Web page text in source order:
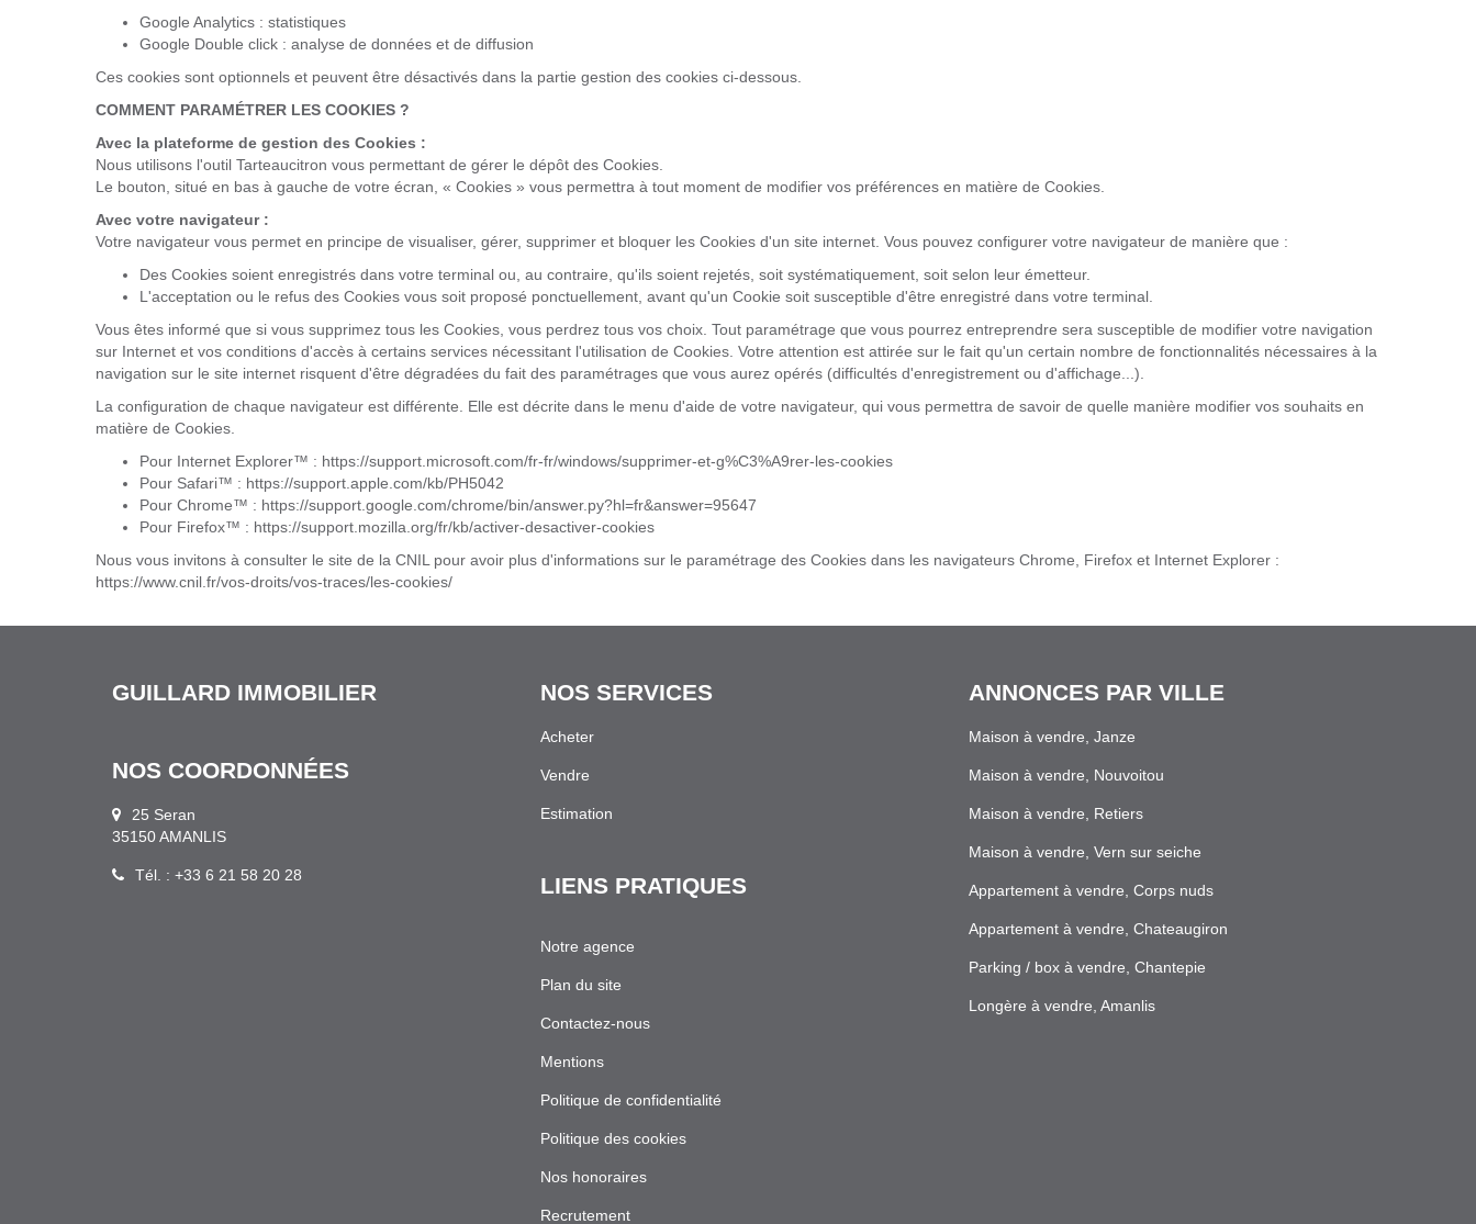
Google Analytics : statistiques
Google Double click : analyse de données et de diffusion
Ces cookies sont optionnels et peuvent être désactivés dans la partie gestion des cookies ci-dessous.
COMMENT PARAMÉTRER LES COOKIES ?
Avec la plateforme de gestion des Cookies :
Nous utilisons l'outil Tarteaucitron vous permettant de gérer le dépôt des Cookies.
Le bouton, situé en bas à gauche de votre écran, « Cookies » vous permettra à tout moment de modifier vos préférences en matière de Cookies.
Avec votre navigateur :
Votre navigateur vous permet en principe de visualiser, gérer, supprimer et bloquer les Cookies d'un site internet. Vous pouvez configurer votre navigateur de manière que :
Des Cookies soient enregistrés dans votre terminal ou, au contraire, qu'ils soient rejetés, soit systématiquement, soit selon leur émetteur.
L'acceptation ou le refus des Cookies vous soit proposé ponctuellement, avant qu'un Cookie soit susceptible d'être enregistré dans votre terminal.
Vous êtes informé que si vous supprimez tous les Cookies, vous perdrez tous vos choix. Tout paramétrage que vous pourrez entreprendre sera susceptible de modifier votre navigation
sur Internet et vos conditions d'accès à certains services nécessitant l'utilisation de Cookies. Votre attention est attirée sur le fait qu'un certain nombre de fonctionnalités nécessaires à la
navigation sur le site internet risquent d'être dégradées du fait des paramétrages que vous aurez opérés (difficultés d'enregistrement ou d'affichage...).
La configuration de chaque navigateur est différente. Elle est décrite dans le menu d'aide de votre navigateur, qui vous permettra de savoir de quelle manière modifier vos souhaits en
matière de Cookies.
Pour Internet Explorer™ : https://support.microsoft.com/fr-fr/windows/supprimer-et-g%C3%A9rer-les-cookies
Pour Safari™ : https://support.apple.com/kb/PH5042
Pour Chrome™ : https://support.google.com/chrome/bin/answer.py?hl=fr&answer=95647
Pour Firefox™ : https://support.mozilla.org/fr/kb/activer-desactiver-cookies
Nous vous invitons à consulter le site de la CNIL pour avoir plus d'informations sur le paramétrage des Cookies dans les navigateurs Chrome, Firefox et Internet Explorer :
https://www.cnil.fr/vos-droits/vos-traces/les-cookies/
GUILLARD IMMOBILIER
NOS COORDONNÉES
25 Seran
35150 AMANLIS
Tél. : +33 6 21 58 20 28
NOS SERVICES
Acheter
Vendre
Estimation
LIENS PRATIQUES
Notre agence
Plan du site
Contactez-nous
Mentions
Politique de confidentialité
Politique des cookies
Nos honoraires
Recrutement
ANNONCES PAR VILLE
Maison à vendre, Janze
Maison à vendre, Nouvoitou
Maison à vendre, Retiers
Maison à vendre, Vern sur seiche
Appartement à vendre, Corps nuds
Appartement à vendre, Chateaugiron
Parking / box à vendre, Chantepie
Longère à vendre, Amanlis